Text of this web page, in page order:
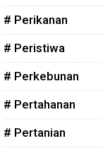
# Perikanan
# Peristiwa
# Perkebunan
# Pertahanan
# Pertanian